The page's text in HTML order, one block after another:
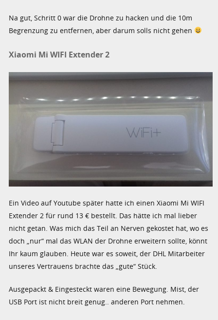
Na gut, Schritt 0 war die Drohne zu hacken und die 10m
Begrenzung zu entfernen, aber darum solls nicht gehen
Xiaomi Mi WIFI Extender 2
Ein Video auf Youtube später hatte ich einen Xiaomi Mi WIFI
Extender 2 für rund 13 € bestellt. Das hätte ich mal lieber
nicht getan. Was mich das Teil an Nerven gekostet hat, wo es
doch „nur“ mal das WLAN der Drohne erweitern sollte, könnt
Ihr kaum glauben. Heute war es soweit, der DHL Mitarbeiter
unseres Vertrauens brachte das „gute“ Stück.
Ausgepackt & Eingesteckt waren eine Bewegung. Mist, der
USB Port ist nicht breit genug.. anderen Port nehmen.